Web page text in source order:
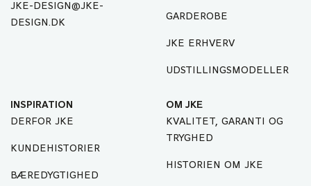
JKE-DESIGN@JKE-
DESIGN.DK
GARDEROBE
JKE ERHVERV
UDSTILLINGSMODELLER
INSPIRATION
DERFOR JKE
KUNDEHISTORIER
BÆREDYGTIGHED
OM JKE
KVALITET, GARANTI OG
TRYGHED
HISTORIEN OM JKE